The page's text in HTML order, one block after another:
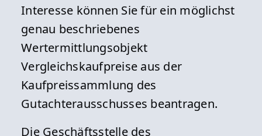
Interesse können Sie für ein möglichst
genau beschriebenes
Wertermittlungsobjekt
Vergleichskaufpreise aus der
Kaufpreissammlung des
Gutachterausschusses beantragen.
Die Geschäftsstelle des